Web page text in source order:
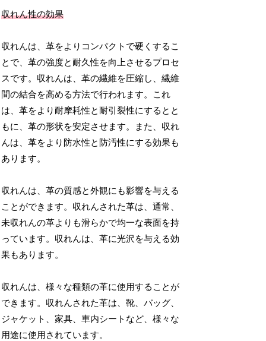
収れん性の効果
収れんは、革をよりコンパクトで硬くするこ
とで、革の強度と耐久性を向上させるプロセ
スです。収れんは、革の繊維を圧縮し、繊維
間の結合を高める方法で行われます。これ
は、革をより耐摩耗性と耐引裂性にするとと
もに、革の形状を安定させます。また、収れ
んは、革をより防水性と防汚性にする効果も
あります。
収れんは、革の質感と外観にも影響を与える
ことができます。収れんされた革は、通常、
未収れんの革よりも滑らかで均一な表面を持
っています。収れんは、革に光沢を与える効
果もあります。
収れんは、様々な種類の革に使用することが
できます。収れんされた革は、靴、バッグ、
ジャケット、家具、車内シートなど、様々な
用途に使用されています。